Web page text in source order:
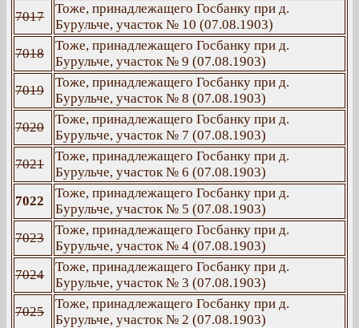
7017
Тоже, принадлежащего Госбанку при д.
Бурульче, участок № 10 (07.08.1903)
7018
Тоже, принадлежащего Госбанку при д.
Бурульче, участок № 9 (07.08.1903)
7019
Тоже, принадлежащего Госбанку при д.
Бурульче, участок № 8 (07.08.1903)
7020
Тоже, принадлежащего Госбанку при д.
Бурульче, участок № 7 (07.08.1903)
7021
Тоже, принадлежащего Госбанку при д.
Бурульче, участок № 6 (07.08.1903)
7022
Тоже, принадлежащего Госбанку при д.
Бурульче, участок № 5 (07.08.1903)
7023
Тоже, принадлежащего Госбанку при д.
Бурульче, участок № 4 (07.08.1903)
7024
Тоже, принадлежащего Госбанку при д.
Бурульче, участок № 3 (07.08.1903)
7025
Тоже, принадлежащего Госбанку при д.
Бурульче, участок № 2 (07.08.1903)